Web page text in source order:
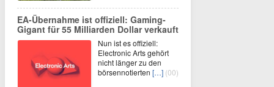
EA-Übernahme ist offiziell: Gaming-
Gigant für 55 Milliarden Dollar verkauft
Nun ist es offiziell:
Electronic Arts gehört
nicht länger zu den
börsennotierten […] (00)